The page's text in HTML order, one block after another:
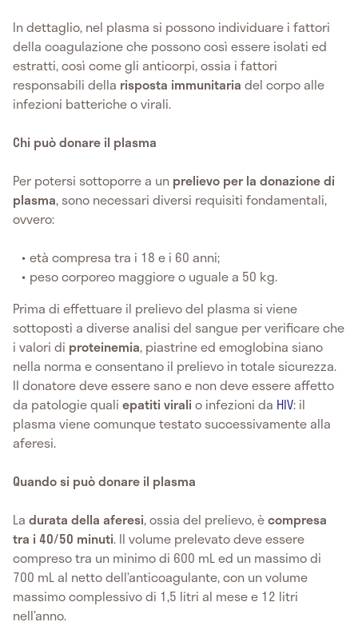
In dettaglio, nel plasma si possono individuare i fattori
della coagulazione che possono così essere isolati ed
estratti, così come gli anticorpi, ossia i fattori
responsabili della risposta immunitaria del corpo alle
infezioni batteriche o virali.
Chi può donare il plasma
Per potersi sottoporre a un prelievo per la donazione di
plasma, sono necessari diversi requisiti fondamentali,
ovvero:
età compresa tra i 18 e i 60 anni;
peso corporeo maggiore o uguale a 50 kg.
Prima di effettuare il prelievo del plasma si viene
sottoposti a diverse analisi del sangue per verificare che
i valori di proteinemia, piastrine ed emoglobina siano
nella norma e consentano il prelievo in totale sicurezza.
Il donatore deve essere sano e non deve essere affetto
da patologie quali epatiti viralio infezioni da HIV: il
plasma viene comunque testato successivamente alla
aferesi.
Quando si può donare il plasma
La durata della aferesi, ossia del prelievo, ècompresa
tra i 40/50 minuti. Il volume prelevato deve essere
compreso tra un minimo di 600 mL ed un massimo di
700 mL al netto dell’anticoagulante, con un volume
massimo complessivo di 1,5 litri al mese e 12 litri
nell’anno.